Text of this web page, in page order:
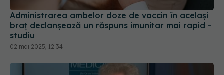
Administrarea ambelor doze de vaccin în acelaşi
braţ declanşează un răspuns imunitar mai rapid -
studiu
02 mai 2025, 12:34